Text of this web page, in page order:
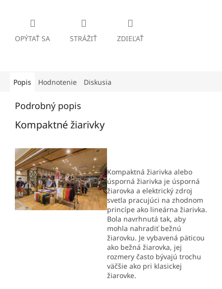
OPÝTAŤ SA STRÁŽIŤ ZDIEĽAŤ
Popis Hodnotenie Diskusia
Podrobný popis
Kompaktné žiarivky
Kompaktná žiarivka alebo
úsporná žiarivka je úsporná
žiarovka a elektrický zdroj
svetla pracujúci na zhodnom
princípe ako lineárna žiarivka.
Bola navrhnutá tak, aby
mohla nahradiť bežnú
žiarovku. Je vybavená päticou
ako bežná žiarovka, jej
rozmery často bývajú trochu
väčšie ako pri klasickej
žiarovke.